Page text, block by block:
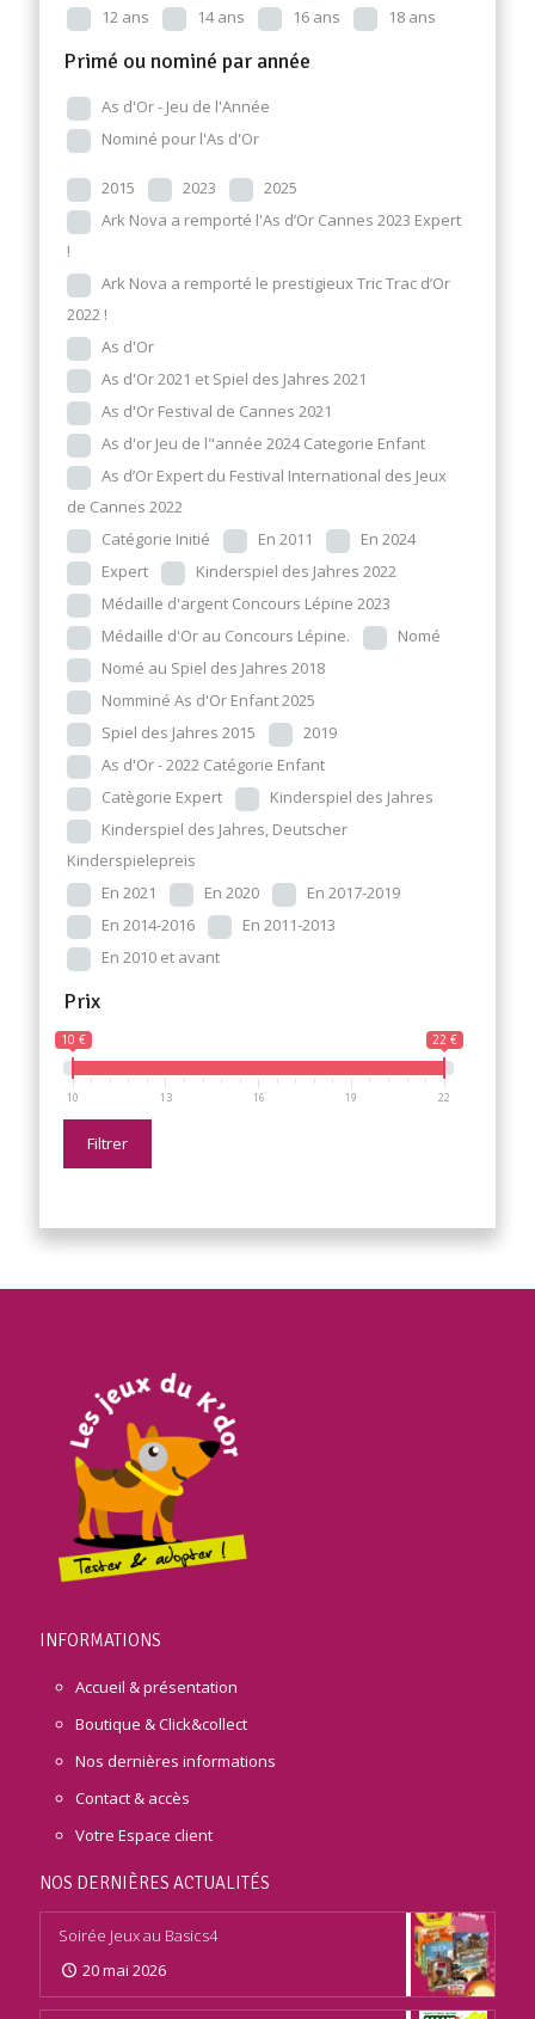
12 ans
14 ans 16 ans 18 ans
Primé ou nominé par année
As d'Or - Jeu de l'Année
Nominé pour l'As d'Or
2015 2023
2025
Ark Nova a remporté l'As d’Or Cannes 2023 Expert
!
Ark Nova a remporté le prestigieux Tric Trac d’Or
2022 !
As d'Or
As d'Or 2021 et Spiel des Jahres 2021
As d'Or Festival de Cannes 2021
As d'or Jeu de l"année 2024 Categorie Enfant
As d’Or Expert du Festival International des Jeux
de Cannes 2022
Catégorie Initié
En 2011
En 2024
Expert
Kinderspiel des Jahres 2022
Médaille d'argent Concours Lépine 2023
Médaille d'Or au Concours Lépine.
Nomé
Nomé au Spiel des Jahres 2018
Nomminé As d'Or Enfant 2025
Spiel des Jahres 2015
2019
As d'Or - 2022 Catégorie Enfant
Catègorie Expert
Kinderspiel des Jahres
Kinderspiel des Jahres, Deutscher
Kinderspielepreis
En 2021
En 2020
En 2017-2019
En 2014-2016
En 2011-2013
En 2010 et avant
Prix
10 € 22 €
10 13 16 19 22
Filtrer
INFORMATIONS
Accueil & présentation
Boutique & Click&collect
Nos dernières informations
Contact & accès
Votre Espace client
NOS DERNIÈRES ACTUALITÉS
Soirée Jeux au Basics4
20 mai 2026